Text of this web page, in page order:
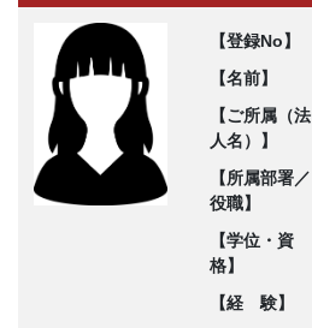
【登録No】
【名前】
【ご所属（法
人名）】
【所属部署／
役職】
【学位・資
格】
【経 験】